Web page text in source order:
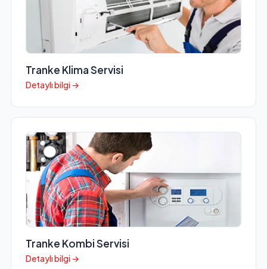
Tranke Klima Servisi
Detaylı bilgi →
Tranke Kombi Servisi
Detaylı bilgi →